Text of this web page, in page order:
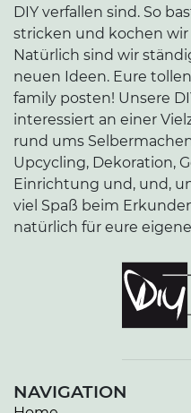
DIY verfallen sind. So
stricken und kochen
Natürlich sind wir
neuen Ideen. Eure
family posten! Unsere
interessiert an einer
rund ums
Upcycling, Dekoration,
Einrichtung und, und,
viel Spaß beim
natürlich für eure
NAVIGATION